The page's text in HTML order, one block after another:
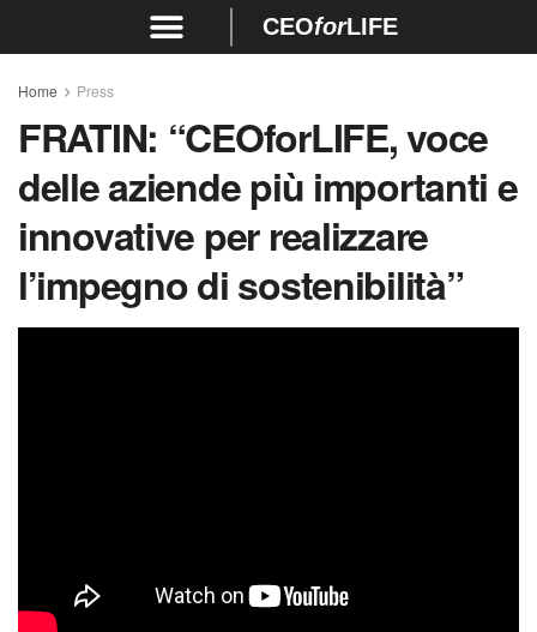
CEOforLIFE
Home Press
FRATIN: “CEOforLIFE, voce
delle aziende più importanti e
innovative per realizzare
l’impegno di sostenibilità”